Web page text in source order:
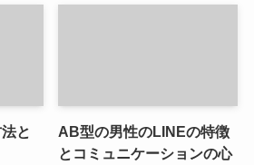
と
AB型の男性のLINEの特徴
とコミュニケーションの心